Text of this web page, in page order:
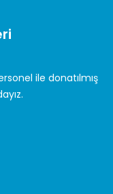
ile donatılmış